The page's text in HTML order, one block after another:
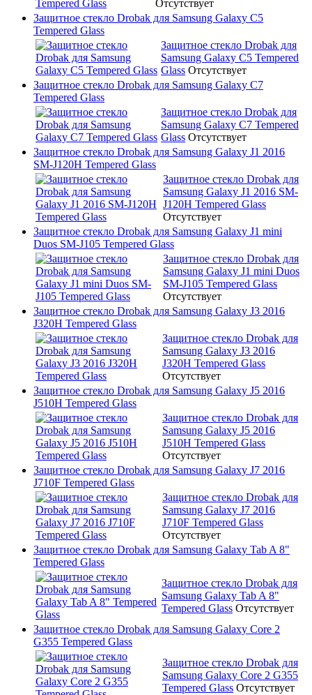
Отсутствует
Защитное стекло Drobak для Samsung Galaxy C5
Tempered Glass
Защитное стекло Drobak для
Samsung Galaxy C5 Tempered
Glass Отсутствует
Защитное стекло Drobak для Samsung Galaxy C7
Tempered Glass
Защитное стекло Drobak для
Samsung Galaxy C7 Tempered
Glass Отсутствует
Защитное стекло Drobak для Samsung Galaxy J1 2016
SM-J120H Tempered Glass
Защитное стекло Drobak для
Samsung Galaxy J1 2016 SM-
J120H Tempered Glass
Отсутствует
Защитное стекло Drobak для Samsung Galaxy J1 mini
Duos SM-J105 Tempered Glass
Защитное стекло Drobak для
Samsung Galaxy J1 mini Duos
SM-J105 Tempered Glass
Отсутствует
Защитное стекло Drobak для Samsung Galaxy J3 2016
J320H Tempered Glass
Защитное стекло Drobak для
Samsung Galaxy J3 2016
J320H Tempered Glass
Отсутствует
Защитное стекло Drobak для Samsung Galaxy J5 2016
J510H Tempered Glass
Защитное стекло Drobak для
Samsung Galaxy J5 2016
J510H Tempered Glass
Отсутствует
Защитное стекло Drobak для Samsung Galaxy J7 2016
J710F Tempered Glass
Защитное стекло Drobak для
Samsung Galaxy J7 2016
J710F Tempered Glass
Отсутствует
Защитное стекло Drobak для Samsung Galaxy Tab A 8"
Tempered Glass
Защитное стекло Drobak для
Samsung Galaxy Tab A 8"
Tempered Glass Отсутствует
Защитное стекло Drobak для Samsung Galaxy Core 2
G355 Tempered Glass
Защитное стекло Drobak для
Samsung Galaxy Core 2 G355
Tempered Glass Отсутствует